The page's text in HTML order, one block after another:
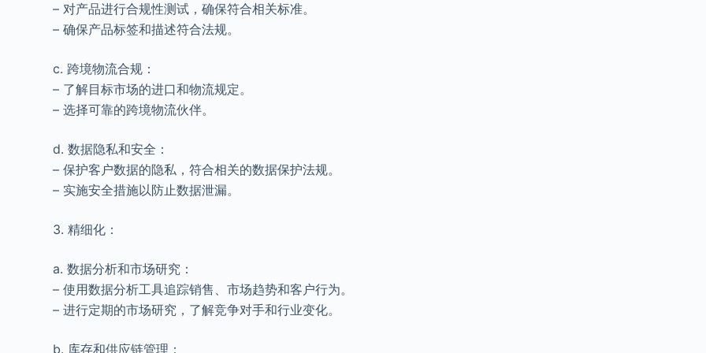
– 对产品进行合规性测试，确保符合相关标准。
– 确保产品标签和描述符合法规。
c. 跨境物流合规：
– 了解目标市场的进口和物流规定。
– 选择可靠的跨境物流伙伴。
d. 数据隐私和安全：
– 保护客户数据的隐私，符合相关的数据保护法规。
– 实施安全措施以防止数据泄漏。
3. 精细化：
a. 数据分析和市场研究：
– 使用数据分析工具追踪销售、市场趋势和客户行为。
– 进行定期的市场研究，了解竞争对手和行业变化。
b. 库存和供应链管理：